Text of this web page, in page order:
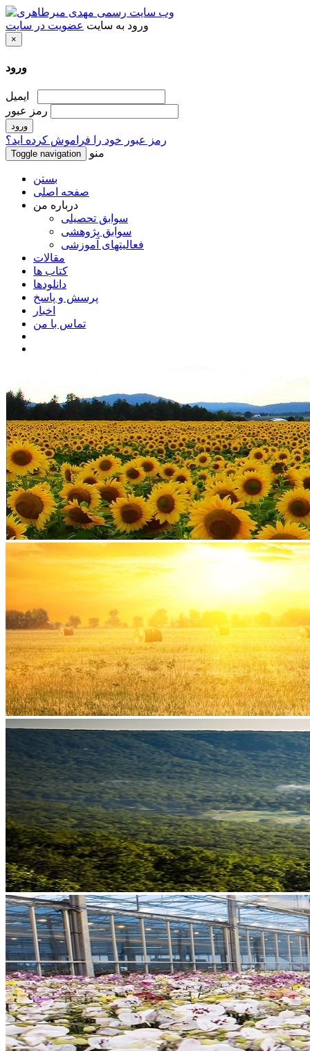
ورود به سایت عضویت در سایت
×
ورود
رمز عبور
رمز عبور خود را فراموش کرده اید؟
Toggle navigation منو
بستن
صفحه اصلی
درباره من
سوابق تحصیلی
سوابق پژوهشی
فعالیتهای آموزشی
مقالات
کتاب ها
دانلودها
پرسش و پاسخ
اخبار
تماس با من